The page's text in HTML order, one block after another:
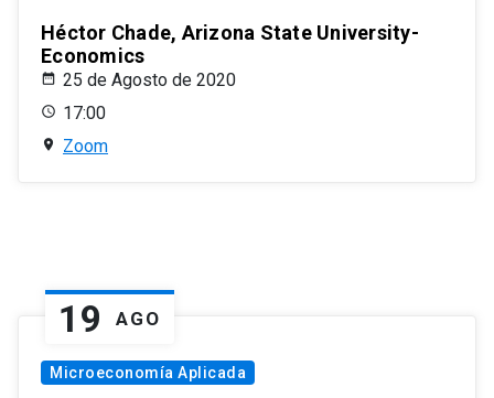
Héctor Chade, Arizona State University-
Economics
25 de Agosto de 2020
17:00
Zoom
19 AGO
Microeconomía Aplicada